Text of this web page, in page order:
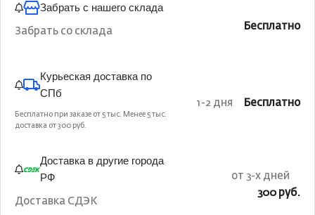
Забрать с нашего склада
Забрать со склада Бесплатно
Курьеская доставка по
СПб
Бесплатно при заказе от 5 тыс. Менее 5 тыс.
доставка от 300 руб.
1-2 дня Бесплатно
Доставка в другие города
РФ
Доставка СДЭК
от 3-х дней
300 руб.